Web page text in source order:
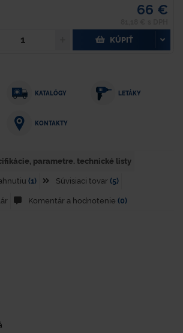
66 €
KÚPIŤ
KATALÓGY LETÁKY
KONTAKTY
parametre. technické listy
(1) Súvisiaci tovar (5)
Komentár a hodnotenie (0)